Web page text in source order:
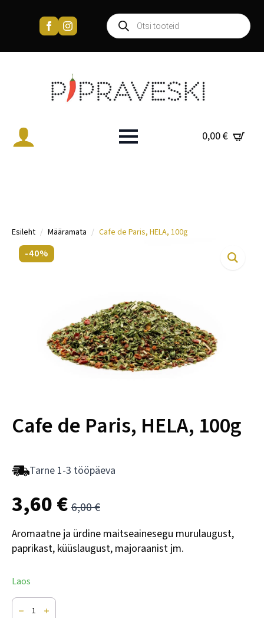
Products
search
0,00€
Esileht Määramata Cafe de Paris, HELA, 100g
-40%
Cafe de Paris, HELA, 100g
Tarne 1-3 tööpäeva
6,00€
Algne
hind
6,00 €.
3,60€
Praegune
hind
3,60 €.
Aromaatne ja ürdine maitseainesegu murulaugust,
paprikast, küüslaugust, majoraanist jm.
Laos
Cafe
de